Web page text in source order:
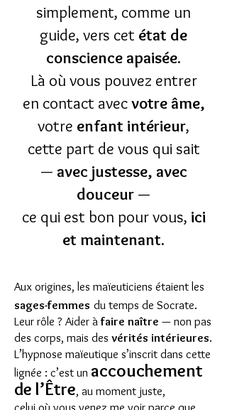
simplement, comme un
guide, vers cet état de
conscience apaisée.
Là où vous pouvez entrer
en contact avecvotre âme,
votre enfant intérieur,
cette part de vous qui sait
— avec justesse, avec
douceur —
ce qui est bon pour vous, ici
et maintenant.
Aux origines, les maïeuticiens étaient les
sages-femmes du temps de Socrate.
Leur rôle ? Aider àfaire naître — non pas
des corps, mais des vérités intérieures.
L’hypnose maïeutique s’inscrit dans cette
lignée : c’est un accouchement
de l’Être, au moment juste,
celui où vous venez me voir parce que